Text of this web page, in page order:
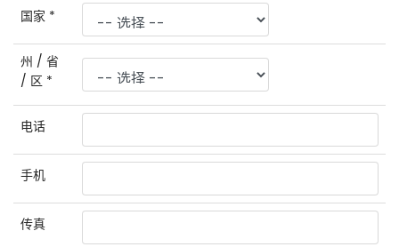
国家 *
州 / 省
/ 区 *
电话
手机
传真